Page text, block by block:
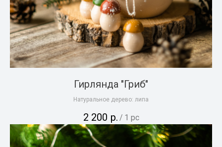
Гирлянда "Гриб"
Натуральное дерево: липа
2 200 р. / 1 pc